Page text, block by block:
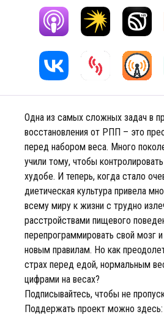
Одна из самых сложных задач в
восстановления от РПП – это
перед набором веса. Много
учили тому, чтобы
худобе. И теперь, когда стало
диетическая культура привела
всему миру к жизни с трудно
расстройствами пищевого
перепрограммировать свой мозг
новым правилам. Но как
страх перед едой, нормальным
цифрами на весах?
Подписывайтесь, чтобы не
Поддержать проект можно здесь: